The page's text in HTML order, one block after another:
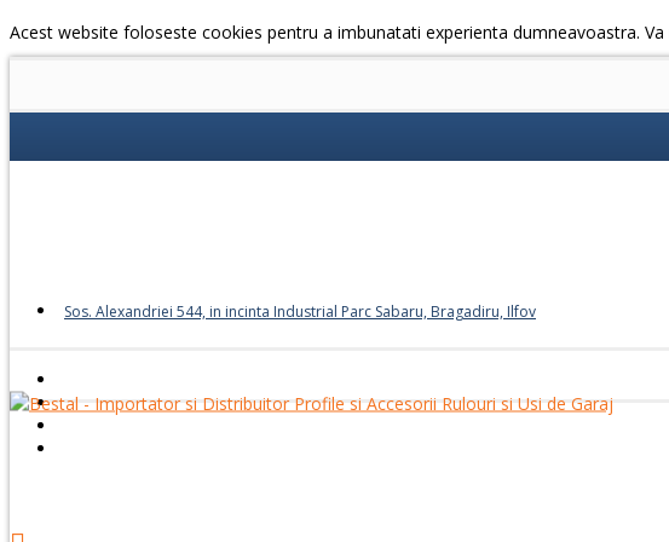
Acest website foloseste cookies pentru a imbunatati experienta dumneavoastra.
Sos. Alexandriei 544, in incinta Industrial Parc Sabaru, Bragadiru, Ilfov